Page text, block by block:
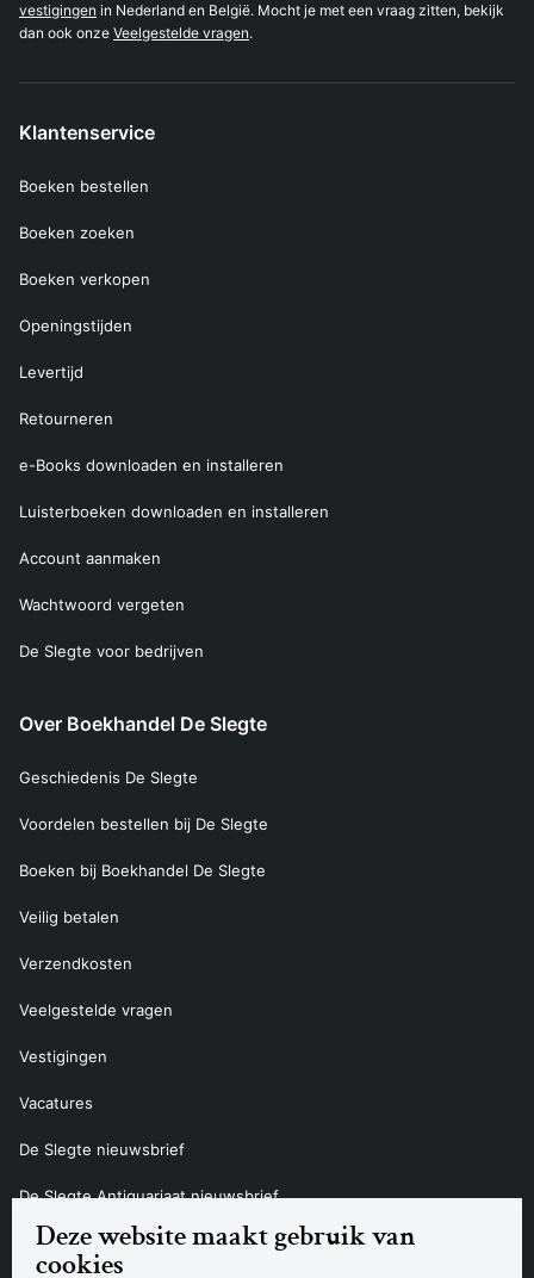
Deze website maakt gebruik van
cookies
vestigingen in Nederland en België. Mocht je met een vraag zitten, bekijk
dan ook onze Veelgestelde vragen.
Klantenservice
Boeken bestellen
Boeken zoeken
Boeken verkopen
Openingstijden
Levertijd
Retourneren
e-Books downloaden en installeren
Luisterboeken downloaden en installeren
Account aanmaken
Wachtwoord vergeten
De Slegte voor bedrijven
Over Boekhandel De Slegte
Geschiedenis De Slegte
Voordelen bestellen bij De Slegte
Boeken bij Boekhandel De Slegte
Veilig betalen
Verzendkosten
Veelgestelde vragen
Vestigingen
Vacatures
De Slegte nieuwsbrief
De Slegte Antiquariaat nieuwsbrief
Contact